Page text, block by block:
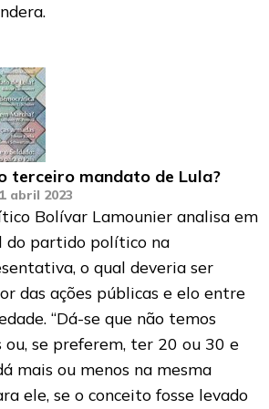
terceiro mandato de Lula?
abril 2023
Bolívar Lamounier analisa em
do partido político na
o qual deveria ser
das ações públicas e elo entre
“Dá-se que não temos
se preferem, ter 20 ou 30 e
mais ou menos na mesma
ele, se o conceito fosse levado